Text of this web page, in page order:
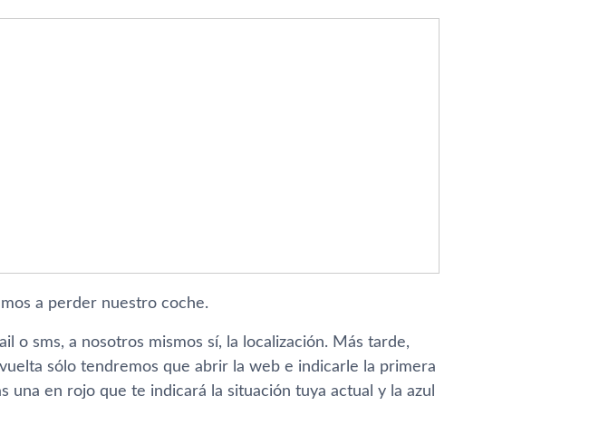
a perder nuestro coche.
o sms, a nosotros mismos sí­, la localización. Más tarde,
sólo tendremos que abrir la web e indicarle la primera
una en rojo que te indicará la situación tuya actual y la azul